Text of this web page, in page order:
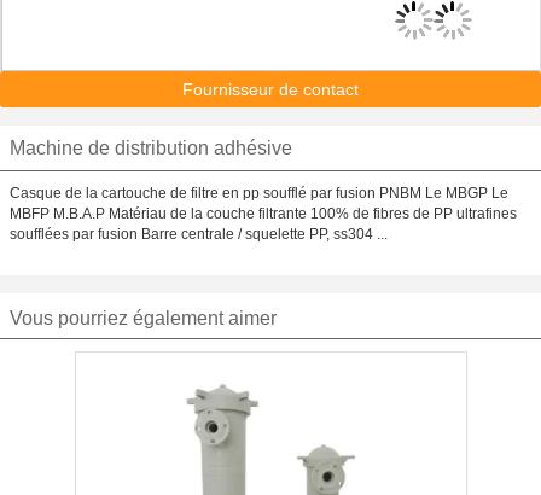
Fournisseur de contact
Machine de distribution adhésive
Casque de la cartouche de filtre en pp soufflé par fusion PNBM Le MBGP Le
MBFP M.B.A.P Matériau de la couche filtrante 100% de fibres de PP ultrafines
soufflées par fusion Barre centrale / squelette PP, ss304 ...
Vous pourriez également aimer